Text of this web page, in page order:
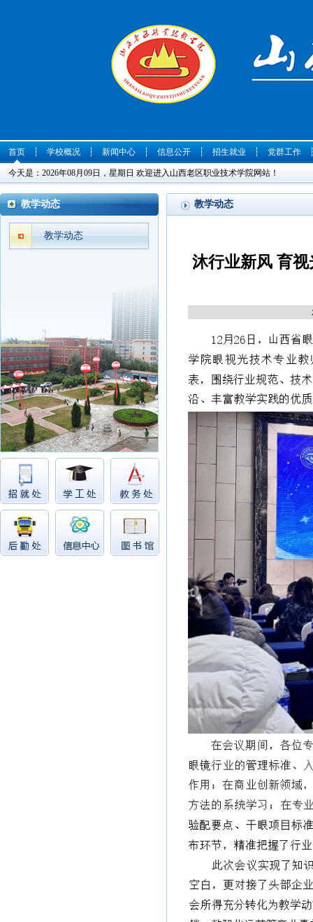
首页
今天是：2026年08月09日，星期日 欢迎进入山西老区职业技术学院网站！
┆ 学校概况 ┆ 新闻中心 ┆ 信息公开 ┆ 招生就业 ┆ 党群工作
教学动态
教学动态
教学动态
沐行业新风 育